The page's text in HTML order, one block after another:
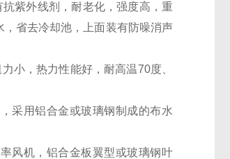
紫外线剂，耐老化，强度高，重
省去冷却池，上面装有防噪消声
小，热力性能好，耐高温70度、
采用铝合金或玻璃钢制成的布水
风机，铝合金板翼型或玻璃钢叶